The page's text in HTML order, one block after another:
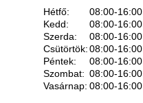
Hétfő:
08:00-16:00
Kedd:
08:00-16:00
Szerda:
08:00-16:00
Csütörtök:08:00-16:00
Péntek:
08:00-16:00
Szombat: 08:00-16:00
Vasárnap: 08:00-16:00